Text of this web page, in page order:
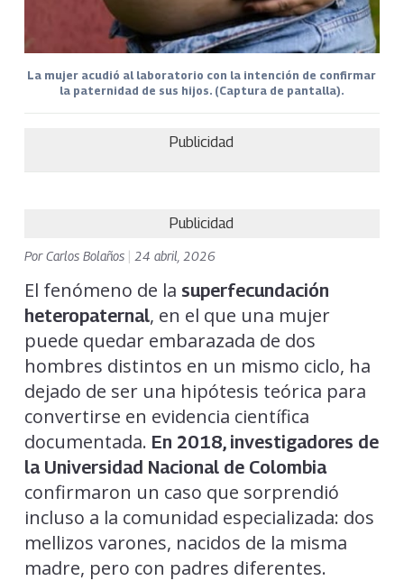
La mujer acudió al laboratorio con la intención de confirmar
la paternidad de sus hijos. (Captura de pantalla).
Publicidad
Publicidad
PorCarlos Bolaños 24 abril, 2026
El fenómeno de la superfecundación
heteropaternal, en el que una mujer
puede quedar embarazada de dos
hombres distintos en un mismo ciclo, ha
dejado de ser una hipótesis teórica para
convertirse en evidencia científica
documentada. En 2018, investigadores de
la Universidad Nacional de Colombia
confirmaron un caso que sorprendió
incluso a la comunidad especializada: dos
mellizos varones, nacidos de la misma
madre, pero con padres diferentes.